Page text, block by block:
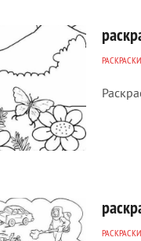
РАСКРАСКИ
РАСКРАСКИ